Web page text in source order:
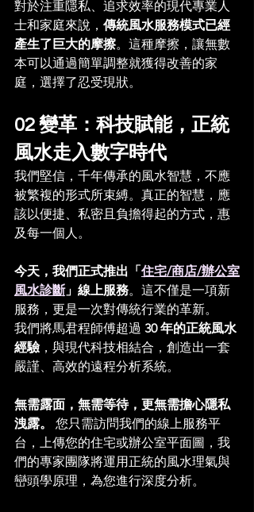
對於注重隱私、追求效率的現代專業人
士和家庭來說， 傳統風水服務模式已經
產生了巨大的摩擦。這種摩擦，讓無數
本可以通過簡單調整就獲得改善的家
庭，選擇了忍受現狀。
02 變革：科技賦能，正統
風水走入數字時代
我們堅信，千年傳承的風水智慧，不應
被繁複的形式所束縛。真正的智慧，應
該以便捷、私密且負擔得起的方式，惠
及每一個人。
今天，我們正式推出「住宅/商店/辦公室
風水診斷」線上服務。這不僅是一項新
服務，更是一次對傳統行業的革新。
我們將馬君程師傅超過 30 年的正統風水
經驗，與現代科技相結合，創造出一套
嚴謹、高效的遠程分析系統。
無需露面，無需等待，更無需擔心隱私
洩露。
您只需訪問我們的線上服務平
台，上傳您的住宅或辦公室平面圖，我
們的專家團隊將運用正統的風水理氣與
巒頭學原理，為您進行深度分析。